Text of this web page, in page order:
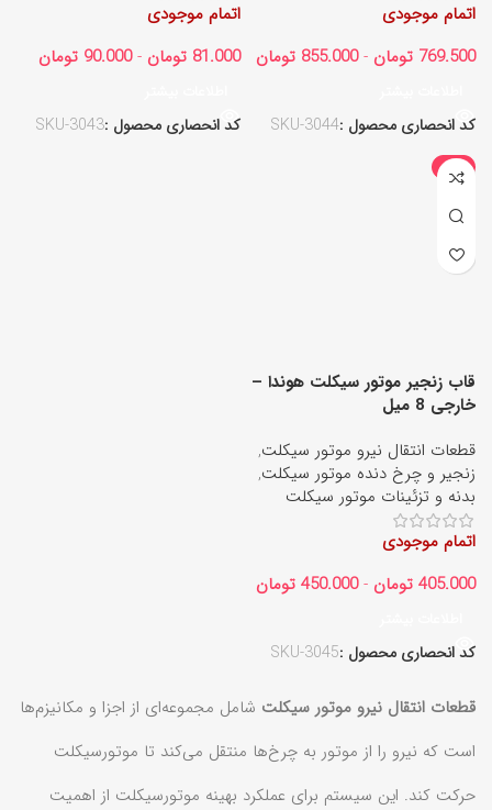
اتمام موجودی
769.500 تومان -
855.000 تومان
کد انحصاری محصول :SKU-3044
اتمام موجودی
81.000 تومان -
90.000 تومان
کد انحصاری محصول :SKU-3043
-8%
قاب زنجیر موتور سیکلت هوندا –
خارجی 8 میل
قطعات انتقال نیرو موتور سیکلت,
زنجیر و چرخ‌ دنده موتور سیکلت,
بدنه و تزئینات موتور سیکلت
اتمام موجودی
405.000 تومان -
450.000 تومان
کد انحصاری محصول :SKU-3045
قطعات انتقال نیرو موتور سیکلت شامل مجموعه‌ای از اجزا و مکانیزم‌ها
است که نیرو را از موتور به چرخ‌ها منتقل می‌کند تا موتورسیکلت
حرکت کند. این سیستم برای عملکرد بهینه موتورسیکلت از اهمیت